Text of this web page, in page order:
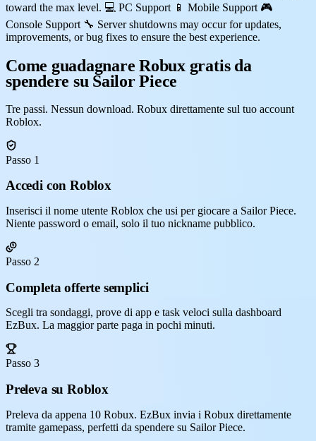
toward the max level. 💻 PC Support 📱 Mobile Support 🎮
Console Support 🔧 Server shutdowns may occur for updates,
improvements, or bug fixes to ensure the best experience.
Come guadagnare Robux gratis da
spendere su Sailor Piece
Tre passi. Nessun download. Robux direttamente sul tuo account
Roblox.
Passo 1
Accedi con Roblox
Inserisci il nome utente Roblox che usi per giocare a Sailor Piece.
Niente password o email, solo il tuo nickname pubblico.
Passo 2
Completa offerte semplici
Scegli tra sondaggi, prove di app e task veloci sulla dashboard
EzBux. La maggior parte paga in pochi minuti.
Passo 3
Preleva su Roblox
Preleva da appena 10 Robux. EzBux invia i Robux direttamente
tramite gamepass, perfetti da spendere su Sailor Piece.